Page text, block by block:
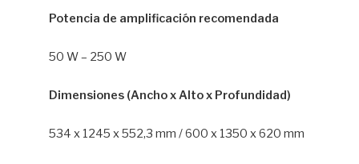
Potencia de amplificación recomendada
50 W – 250 W
Dimensiones (Ancho x Alto x Profundidad)
534 x 1245 x 552,3 mm / 600 x 1350 x 620 mm